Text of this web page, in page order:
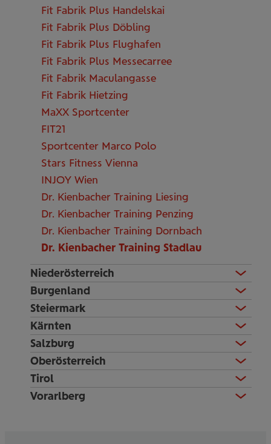
Fit Fabrik Plus Handelskai
Fit Fabrik Plus Döbling
Fit Fabrik Plus Flughafen
Fit Fabrik Plus Messecarree
Fit Fabrik Maculangasse
Fit Fabrik Hietzing
MaXX Sportcenter
FIT21
Sportcenter Marco Polo
Stars Fitness Vienna
INJOY Wien
Dr. Kienbacher Training Liesing
Dr. Kienbacher Training Penzing
Dr. Kienbacher Training Dornbach
Dr. Kienbacher Training Stadlau
Niederösterreich
Burgenland
Steiermark
Kärnten
Salzburg
Oberösterreich
Tirol
Vorarlberg